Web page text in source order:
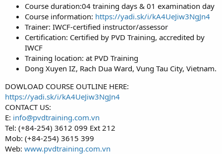
Course duration:04 training days & 01 examination day
Course information: https://yadi.sk/i/kA4UeJiw3NgJn4
Trainer: IWCF-certified instructor/assessor
Certification: Certified by PVD Training, accredited by
IWCF
Training location: at PVD Training
Dong Xuyen IZ, Rach Dua Ward, Vung Tau City, Vietnam.
DOWLOAD COURSE OUTLINE HERE:
https://yadi.sk/i/kA4UeJiw3NgJn4
CONTACT US:
E: info@pvdtraining.com.vn
Tel: (+84-254) 3612 099 Ext 212
Mob: (+84-254) 3615 399
Web: www.pvdtraining.com.vn